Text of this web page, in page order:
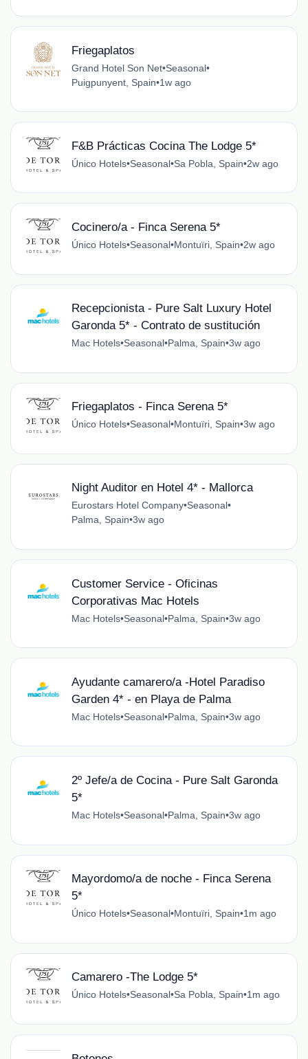
Friegaplatos
Grand Hotel Son Net•Seasonal•
Puigpunyent, Spain•1w ago
F&B Prácticas Cocina The Lodge 5*
Único Hotels•Seasonal•Sa Pobla, Spain•2w ago
Cocinero/a - Finca Serena 5*
Único Hotels•Seasonal•Montuïri, Spain•2w ago
Recepcionista - Pure Salt Luxury Hotel
Garonda 5* - Contrato de sustitución
Mac Hotels•Seasonal•Palma, Spain•3w ago
Friegaplatos - Finca Serena 5*
Único Hotels•Seasonal•Montuïri, Spain•3w ago
Night Auditor en Hotel 4* - Mallorca
Eurostars Hotel Company•Seasonal•
Palma, Spain•3w ago
Customer Service - Oficinas
Corporativas Mac Hotels
Mac Hotels•Seasonal•Palma, Spain•3w ago
Ayudante camarero/a -Hotel Paradiso
Garden 4* - en Playa de Palma
Mac Hotels•Seasonal•Palma, Spain•3w ago
2º Jefe/a de Cocina - Pure Salt Garonda
5*
Mac Hotels•Seasonal•Palma, Spain•3w ago
Mayordomo/a de noche - Finca Serena
5*
Único Hotels•Seasonal•Montuïri, Spain•1m ago
Camarero -The Lodge 5*
Único Hotels•Seasonal•Sa Pobla, Spain•1m ago